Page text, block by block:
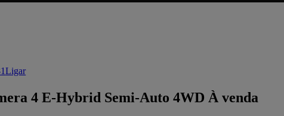
Ligar
4 E-Hybrid Semi-Auto 4WD À venda